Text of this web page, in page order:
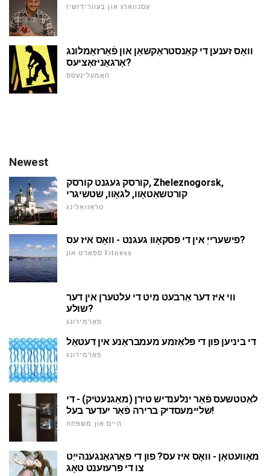
עסנוואַרג און בעוורידזשיז
וואָס זענען די קאַנסטראַקשאַן און פֿאַרזאַמלונג
אָרגאַניזאַציעס?
האָמעלינעסס
Newest
קורסק געגנט קורסק, Zheleznogorsk,
קורטשאַטאָוו, לגאָוו, שטשיגרי
טראַוואַלינג
פישערייַ אין די פּסקאָוו געגנט - וואָס איז עס?
ספּאָרט און Fitness
ווי איז דער אַרבעט מיט די עלטערן אין דער
שולע?
פאָרמירונג
די ביניען פון די פּלאַזמע מעמבראַנע אין דעטאַל
פאָרמירונג
לאַטטשעס פֿאַר ינלענדיש טירן (מאַגנעטיק) - די
שליימעסדיק ברירה פֿאַר יעדער בעל!
היים און משפּחה
מאָוועטאָן - וואָס איז עס? פון די פאַרגאַנגענהייַט
צו די פּרעזענט טאָג